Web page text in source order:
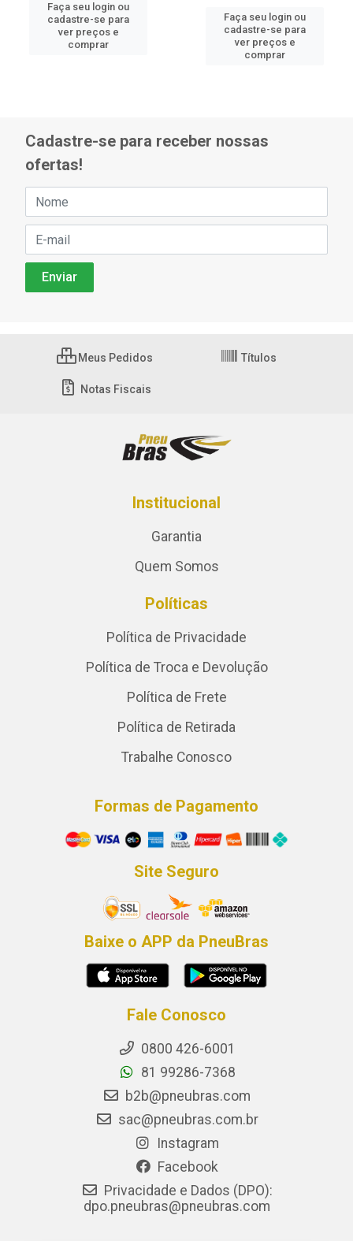
Faça seu login ou
cadastre-se para
ver preços e
comprar
Faça seu login ou
cadastre-se para
ver preços e
comprar
Cadastre-se para receber nossas
ofertas!
Meus Pedidos Títulos
Notas Fiscais
Institucional
Garantia
Quem Somos
Políticas
Política de Privacidade
Política de Troca e Devolução
Política de Frete
Política de Retirada
Trabalhe Conosco
Formas de Pagamento
Site Seguro
Baixe o APP da PneuBras
Fale Conosco
0800 426-6001
81 99286-7368
b2b@pneubras.com
sac@pneubras.com.br
Instagram
Facebook
Privacidade e Dados (DPO):
dpo.pneubras@pneubras.com